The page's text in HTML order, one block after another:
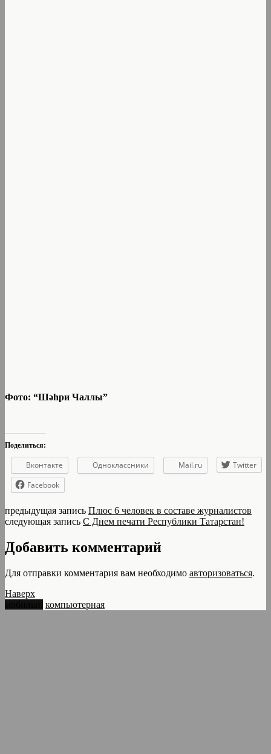
Фото: “Шәһри Чаллы”
Поделиться:
Вконтакте Одноклассники Mail.ru
Twitter
Facebook
предыдущая запись Плюс 6 человек в составе журналистов
следующая запись С Днем печати Республики Татарстан!
Добавить комментарий
Для отправки комментария вам необходимо авторизоваться.
Наверх
компьютерная